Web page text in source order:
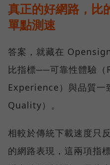
真正的好網路，比
單點測速
答案，就藏在
比指標──可靠性體驗
Experience）與品質
Quality）。
相較於傳統下載速度只
的網路表現，這兩項指